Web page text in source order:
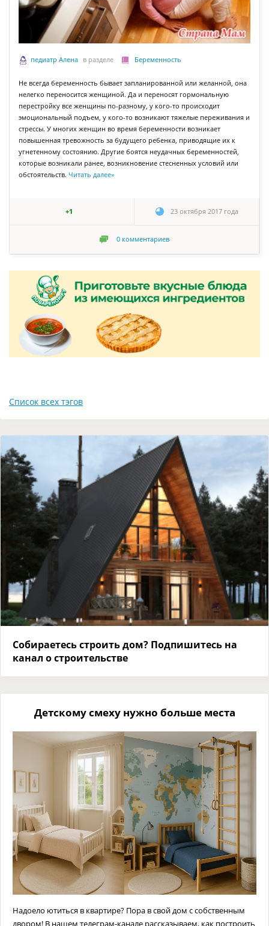
педиатр Алена в разделе Беременность
Не всегда беременность бывает запланированной или желанной, она
нелегко переносится женщиной. Да и переносят гормональную
перестройку все женщины по-разному, у кого-то происходит
эмоциональный подъем, у кого-то возникают тяжелые переживания и
стрессы. У многих женщин во время беременности возникает
повышенная тревожность за будущего ребенка, приводящие их к
угнетенному состоянию. Другие боятся неудачных беременностей,
которые возникали ранее, возникновение стесненных условий или
обстоятельств. Читать далее»
+1 23 октября 2017 года
0 комментариев
Список всех тэгов
Собираетесь строить дом? Подпишитесь на
канал о строительстве
Детскому смеху нужно больше места
Надоело ютиться в квартире? Пора в свой дом с собственным
двором! В нашем телеграм-канале рассказываем, как построить